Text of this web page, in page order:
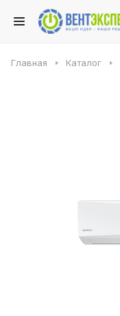
Главная Каталог